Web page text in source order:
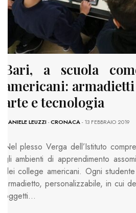
Bari, a scuola
americani:
arte e tecnologia
DANIELE LEUZZI-CRONACA- 13 FEBBRAIO 2019
Nel plesso Verga dell’Istituto
gli ambienti di apprendimento
dei college americani. Ogni
armadietto, personalizzabile, in cui
oggetti…